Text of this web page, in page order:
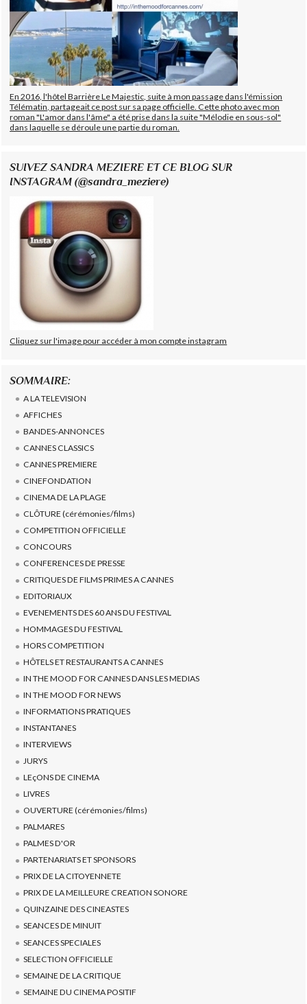
En 2016, l'hôtel Barrière Le Majestic, suite à mon passage dans l'émission
Télématin, partageait ce post sur sa page officielle. Cette photo avec mon
roman "L'amor dans l'âme" a été prise dans la suite "Mélodie en sous-sol"
dans laquelle se déroule une partie du roman.
SUIVEZ SANDRA MEZIERE ET CE BLOG SUR
INSTAGRAM (@sandra_meziere)
Cliquez sur l'image pour accéder à mon compte instagram
SOMMAIRE:
A LA TELEVISION
AFFICHES
BANDES-ANNONCES
CANNES CLASSICS
CANNES PREMIERE
CINEFONDATION
CINEMA DE LA PLAGE
CLÔTURE (cérémonies/films)
COMPETITION OFFICIELLE
CONCOURS
CONFERENCES DE PRESSE
CRITIQUES DE FILMS PRIMES A CANNES
EDITORIAUX
EVENEMENTS DES 60 ANS DU FESTIVAL
HOMMAGES DU FESTIVAL
HORS COMPETITION
HÔTELS ET RESTAURANTS A CANNES
IN THE MOOD FOR CANNES DANS LES MEDIAS
IN THE MOOD FOR NEWS
INFORMATIONS PRATIQUES
INSTANTANES
INTERVIEWS
JURYS
LEçONS DE CINEMA
LIVRES
OUVERTURE (cérémonies/films)
PALMARES
PALMES D'OR
PARTENARIATS ET SPONSORS
PRIX DE LA CITOYENNETE
PRIX DE LA MEILLEURE CREATION SONORE
QUINZAINE DES CINEASTES
SEANCES DE MINUIT
SEANCES SPECIALES
SELECTION OFFICIELLE
SEMAINE DE LA CRITIQUE
SEMAINE DU CINEMA POSITIF